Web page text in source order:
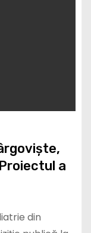
a
din